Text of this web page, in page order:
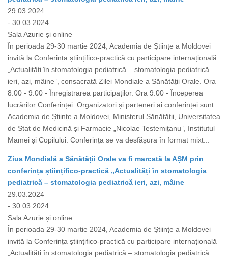
29.03.2024
- 30.03.2024
Sala Azurie și online
În perioada 29-30 martie 2024, Academia de Științe a Moldovei
invită la Conferința științifico-practică cu participare internațională
„Actualități în stomatologia pediatrică – stomatologia pediatrică
ieri, azi, mâine”, consacrată Zilei Mondiale a Sănătății Orale. Ora
8.00 - 9.00 - Înregistrarea participaților. Ora 9.00 - Începerea
lucrărilor Conferinței. Organizatori și parteneri ai conferinței sunt
Academia de Științe a Moldovei, Ministerul Sănătății, Universitatea
de Stat de Medicină și Farmacie „Nicolae Testemițanu”, Institutul
Mamei și Copilului. Conferința se va desfășura în format mixt...
Ziua Mondială a Sănătății Orale va fi marcată la AȘM prin
conferința științifico-practică „Actualități în stomatologia
pediatrică – stomatologia pediatrică ieri, azi, mâine
29.03.2024
- 30.03.2024
Sala Azurie și online
În perioada 29-30 martie 2024, Academia de Științe a Moldovei
invită la Conferința științifico-practică cu participare internațională
„Actualități în stomatologia pediatrică – stomatologia pediatrică